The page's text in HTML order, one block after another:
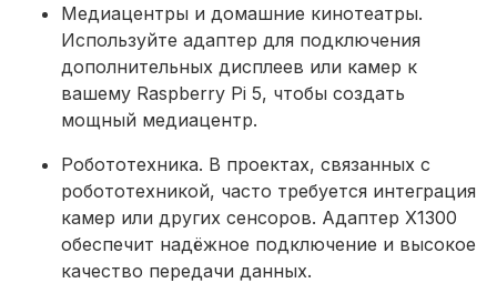
Медиацентры и домашние кинотеатры.
Используйте адаптер для подключения
дополнительных дисплеев или камер к
вашему Raspberry Pi 5, чтобы создать
мощный медиацентр.
Робототехника. В проектах, связанных с
робототехникой, часто требуется интеграция
камер или других сенсоров. Адаптер X1300
обеспечит надёжное подключение и высокое
качество передачи данных.